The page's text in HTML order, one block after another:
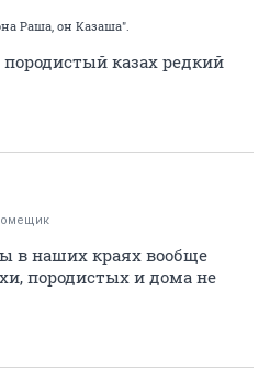
Раша, он Казаша".
казах редкий
в наших краях вообще
породистых и дома не